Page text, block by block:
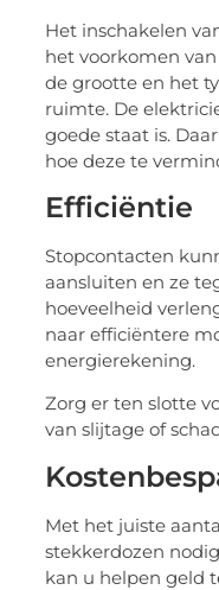
Het inschakelen
het voorkomen
de grootte en het
ruimte. De
goede staat is.
hoe deze te
Efficiëntie
Stopcontacten
aansluiten en ze
hoeveelheid
naar efficiëntere
energierekening.
Zorg er ten slotte
van slijtage of
Met het juiste
stekkerdozen
kan u helpen geld